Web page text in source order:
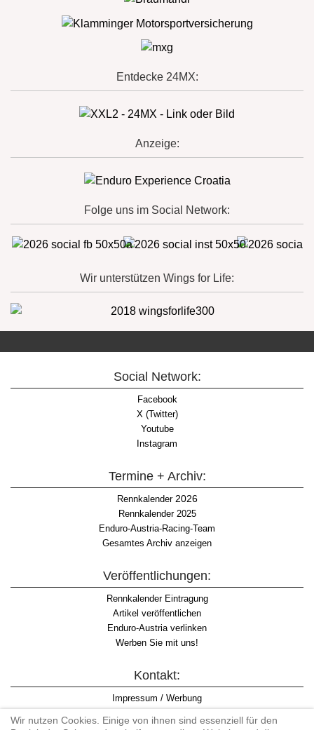
Entdecke 24MX:
Anzeige:
Folge uns im Social Network:
Wir unterstützen Wings for Life:
Social Network:
Facebook
X (Twitter)
Youtube
Instagram
Termine + Archiv:
Rennkalender2026
Rennkalender 2025
Enduro-Austria-Racing-Team
Gesamtes Archiv anzeigen
Veröffentlichungen:
Rennkalender Eintragung
Artikel veröffentlichen
Enduro-Austria verlinken
Werben Sie mit uns!
Kontakt:
Impressum / Werbung
Informationspflicht WKO
Wir nutzen Cookies. Einige von ihnen sind essenziell für den